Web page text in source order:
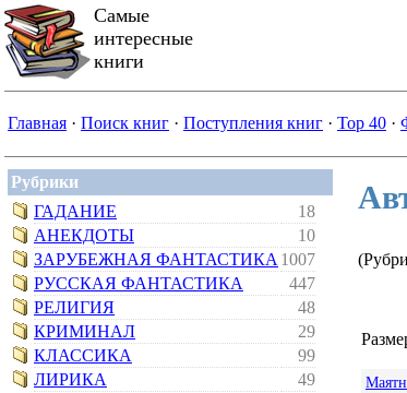
Самые
интересные
книги
Главная · Поиск книг · Поступления книг · Top 40 ·
Рубрики
ГАДАНИЕ
18
АНЕКДОТЫ
10
ЗАРУБЕЖНАЯ ФАНТАСТИКА 1007
РУССКАЯ ФАНТАСТИКА
447
РЕЛИГИЯ
48
КРИМИНАЛ
29
КЛАССИКА
99
ЛИРИКА
49